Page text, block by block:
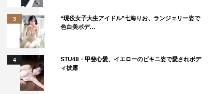
3
“現役女子大生アイドル”七海りお、ランジェリー姿で
色白美ボデ…
4
STU48・甲斐心愛、イエローのビキニ姿で愛されボデ
ィ披露